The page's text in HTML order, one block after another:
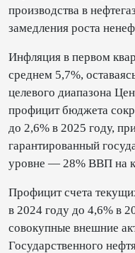
производства в
замедления роста
Инфляция в первом
среднем 5,7%,
целевого диапазона
профицит бюджета
до 2,6% в 2025 году,
гарантированный
уровне — 28% ВВП на
Профицит счета
в 2024 году до 4,6% в
совокупные внешние
Государственного